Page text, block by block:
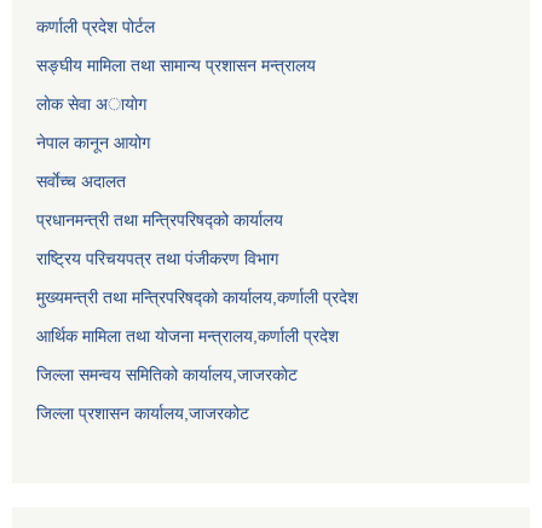
कर्णाली प्रदेश पोर्टल
सङ्घीय मामिला तथा सामान्य प्रशासन मन्त्रालय
लाेक सेवा अायाेग
नेपाल कानून आयोग
सर्वाेच्च अदालत
प्रधानमन्त्री तथा मन्त्रिपरिषद्को कार्यालय
राष्ट्रिय परिचयपत्र तथा पंजीकरण विभाग
मुख्यमन्त्री तथा मन्त्रिपरिषद्को कार्यालय,कर्णाली प्रदेश
आर्थिक मामिला तथा योजना मन्त्रालय,कर्णाली प्रदेश
जिल्ला समन्वय समितिको कार्यालय,जाजरकाेट
जिल्ला प्रशासन कार्यालय,जाजरकोट